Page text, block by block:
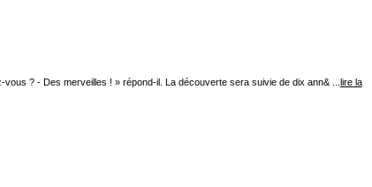
? - Des merveilles ! » répond-il. La découverte sera suivie de dix ann& ... lire la